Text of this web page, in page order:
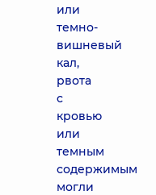
или
темно-
вишневый
кал,
рвота
с
кровью
или
темным
содержимым
могли